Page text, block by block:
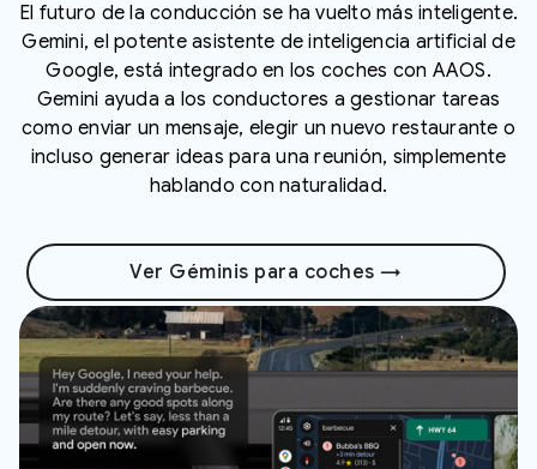
El futuro de la conducción se ha vuelto más inteligente.
Gemini, el potente asistente de inteligencia artificial de
Google, está integrado en los coches con AAOS.
Gemini ayuda a los conductores a gestionar tareas
como enviar un mensaje, elegir un nuevo restaurante o
incluso generar ideas para una reunión, simplemente
hablando con naturalidad.
Ver Géminis para coches →